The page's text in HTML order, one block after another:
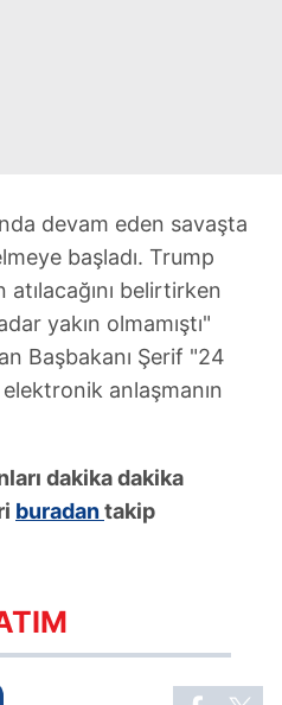
devam eden savaşta
başladı. Trump
belirtirken
yakın olmamıştı"
Başbakanı Şerif "24
anlaşmanın
dakika dakika
buradantakip